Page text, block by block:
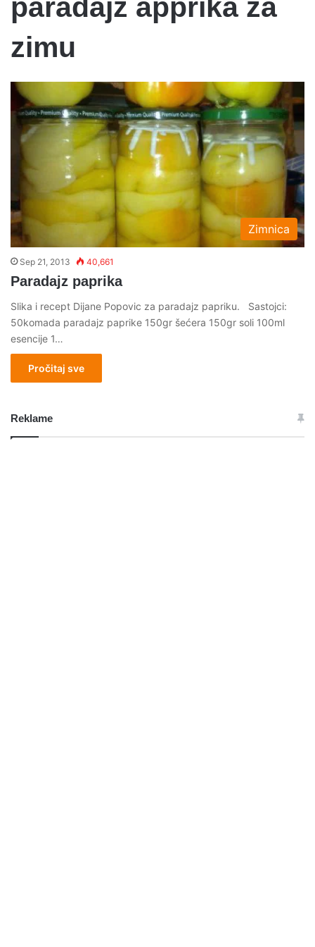
paradajz apprika za
zimu
Zimnica
Sep 21, 2013 40,661
Paradajz paprika
Slika i recept Dijane Popovic za paradajz papriku. Sastojci:
50komada paradajz paprike 150gr šećera 150gr soli 100ml
esencije 1…
Pročitaj sve
Reklame